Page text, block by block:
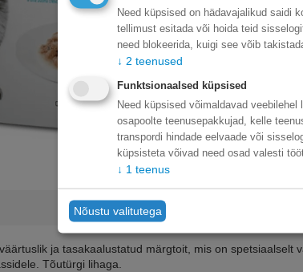
ja tasakaalustatud märgtoit, mis on spetsiaalselt
Tõutürgi lihaga.
Need küpsised on hädavajalikud saidi
tellimust esitada või hoida teid
need blokeerida, kuigi see võib
↓ 2 teenused
Funktsionaalsed küpsised
Need küpsised võimaldavad
osapoolte teenusepakkujad, kelle
transpordi hindade eelvaade või
küpsisteta võivad need osad valesti
↓ 1 teenus
Nõustu valitutega